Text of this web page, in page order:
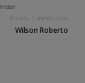
8 anos, 7 meses atrás
Wilson Roberto